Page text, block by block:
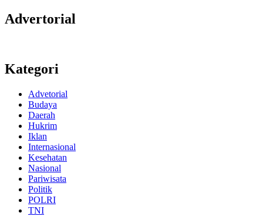
Advertorial
Kategori
Advetorial
Budaya
Daerah
Hukrim
Iklan
Internasional
Kesehatan
Nasional
Pariwisata
Politik
POLRI
TNI